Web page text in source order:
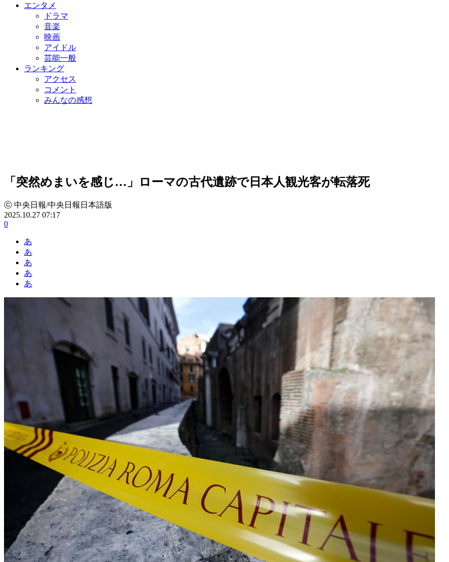
エンタメ
ドラマ
音楽
映画
アイドル
芸能一般
ランキング
アクセス
コメント
みんなの感想
「突然めまいを感じ…」ローマの古代遺跡で日本人観光客が転落死
ⓒ 中央日報/中央日報日本語版
2025.10.27 07:17
0
あ
あ
あ
あ
あ